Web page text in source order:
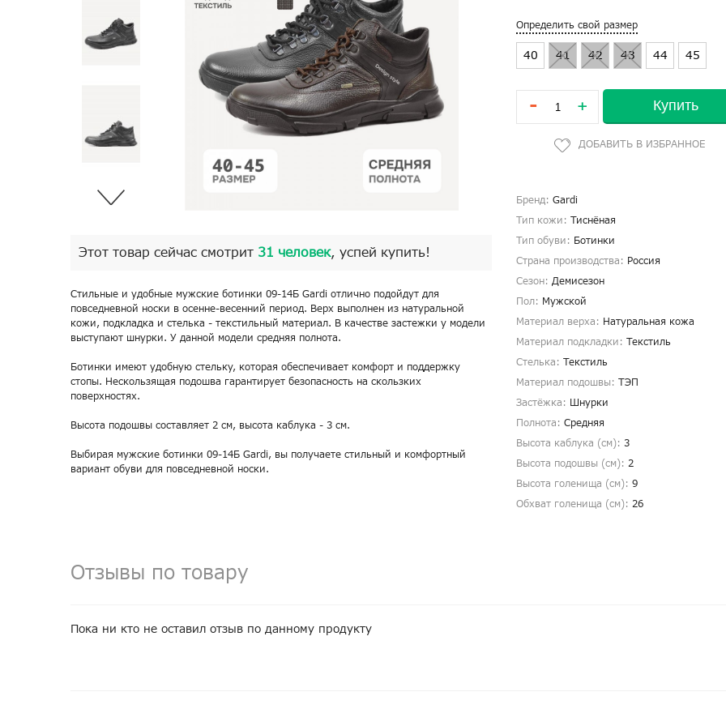
Этот товар сейчас смотрит 31 человек, успей купить!
Стильные и удобные мужские ботинки 09-14Б Gardi отлично подойдут для
повседневной носки в осенне-весенний период. Верх выполнен из натуральной
кожи, подкладка и стелька - текстильный материал. В качестве застежки у модели
выступают шнурки. У данной модели средняя полнота.
Ботинки имеют удобную стельку, которая обеспечивает комфорт и поддержку
стопы. Нескользящая подошва гарантирует безопасность на скользких
поверхностях.
Высота подошвы составляет 2 см, высота каблука - 3 см.
Выбирая мужские ботинки 09-14Б Gardi, вы получаете стильный и комфортный
вариант обуви для повседневной носки.
Определить свой размер
40 41 42 43 44 45
- + Купить
Бренд: Gardi
Тип кожи: Тиснёная
Тип обуви: Ботинки
Страна производства: Россия
Сезон: Демисезон
Пол: Мужской
Материал верха: Натуральная кожа
Материал подкладки: Текстиль
Стелька: Текстиль
Материал подошвы: ТЭП
Застёжка: Шнурки
Полнота: Средняя
Высота каблука (см): 3
Высота подошвы (см): 2
Высота голенища (cм): 9
Обхват голенища (cм): 26
Отзывы по товару
Пока ни кто не оставил отзыв по данному продукту